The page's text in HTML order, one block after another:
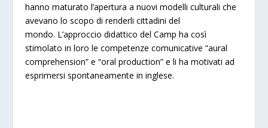
hanno maturato l’apertura a nuovi modelli culturali che
avevano lo scopo di renderli cittadini del
mondo. L’approccio didattico del Camp ha così
stimolato in loro le competenze comunicative “aural
comprehension” e “oral production” e li ha motivati ad
esprimersi spontaneamente in inglese.